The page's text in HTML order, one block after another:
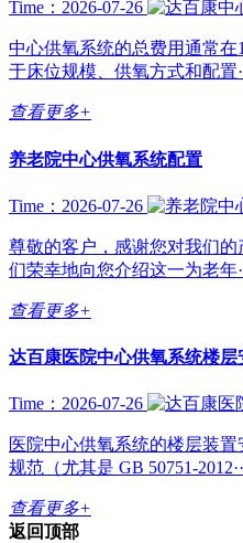
Time：2026-07-26
中心供氧系统的总费用通常
于床位规模、供氧方式和配置
查看更多+
养老院中心供氧系统配置
Time：2026-07-26
尊敬的客户，感谢您对我们
们荣幸地向您介绍这一为老年
查看更多+
达百康医院中心供氧系统楼层
Time：2026-07-26
医院中心供氧系统的楼层装
规范（尤其是 GB 50751-
查看更多+
返回顶部